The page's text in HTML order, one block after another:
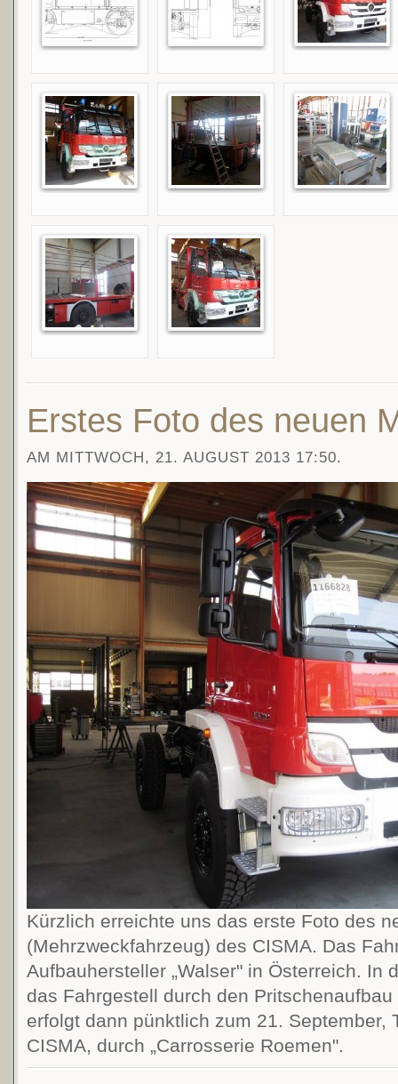
Erstes Foto des neuen
AM MITTWOCH, 21. AUGUST 2013 17:50.
Kürzlich erreichte uns das erste Foto des
(Mehrzweckfahrzeug) des CISMA. Das
Aufbauhersteller „Walser" in Österreich. In
das Fahrgestell durch den
erfolgt dann pünktlich zum 21. September,
CISMA, durch „Carrosserie Roemen".